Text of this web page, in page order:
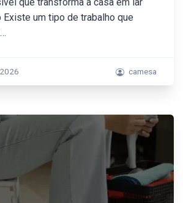
Existe um tipo de trabalho que
camesa